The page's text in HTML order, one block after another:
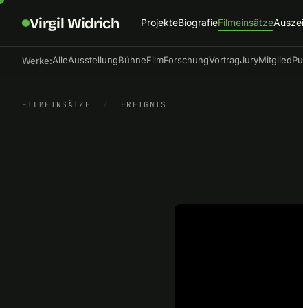
Virgil Widrich ProjekteBiografieFilmeinsätze
Werke:AlleAusstellungBühneFilmForschungVortragJuryMitglied
FILMEINSÄTZE / EREIGNIS